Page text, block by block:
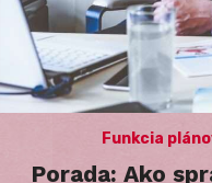
Funkcia
Porada: Ako